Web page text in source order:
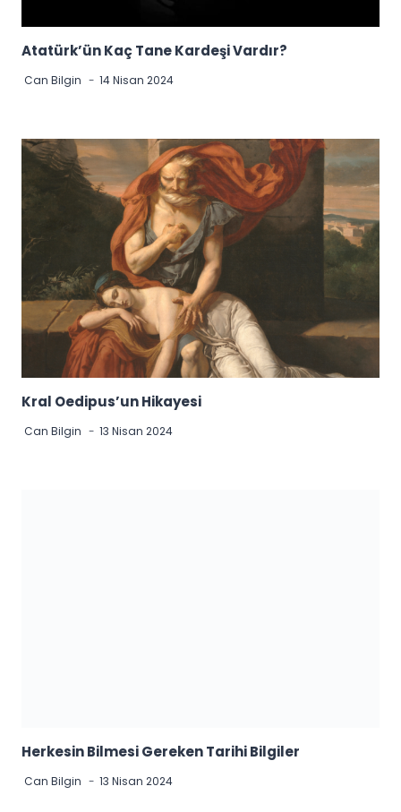
Atatürk’ün Kaç Tane Kardeşi Vardır?
Can Bilgin 14 Nisan 2024
Kral Oedipus’un Hikayesi
Can Bilgin 13 Nisan 2024
Herkesin Bilmesi Gereken Tarihi Bilgiler
Can Bilgin 13 Nisan 2024